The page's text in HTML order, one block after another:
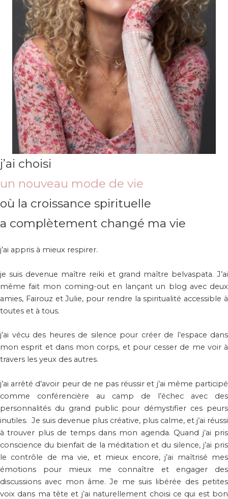
j’ai choisi
un nouveau mode de vie
où la croissance spirituelle
a complètement changé ma vie
j’ai appris à mieux respirer.
je suis devenue maître reiki et grand maître belvaspata. J’ai
même fait mon coming-out en lançant un blog avec deux
amies, Fairouz et Julie, pour rendre la spiritualité accessible à
toutes et à tous.
j’ai vécu des heures de silence pour créer de l’espace dans
mon esprit et dans mon corps, et pour cesser de me voir à
travers les yeux des autres.
j’ai arrêté d’avoir peur de ne pas réussir et j’ai même participé
comme conférencière au camp de l’échec avec des
personnalités du grand public pour démystifier ces peurs
inutiles. Je suis devenue plus créative, plus calme, et j’ai réussi
à trouver plus de temps dans mon agenda. Quand j’ai pris
conscience du bienfait de la méditation et du silence, j’ai pris
le contrôle de ma vie, et mieux encore, j’ai maîtrisé mes
émotions pour mieux me connaître et engager des
discussions avec mon âme. Je me suis libérée des petites
voix dans ma tête et j’ai naturellement choisi ce qui est bon